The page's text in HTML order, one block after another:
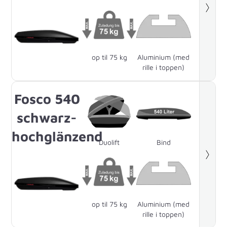
op til 75 kg
Aluminium (med
rille i toppen)
Fosco 540
schwarz-
hochglänzendDuolift Bind
op til 75 kg
Aluminium (med
rille i toppen)